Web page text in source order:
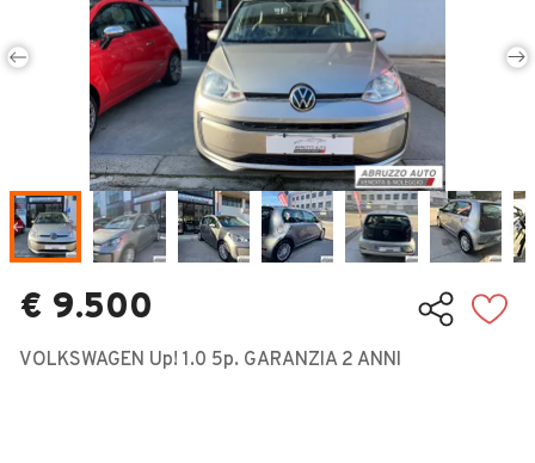
Auto d'epoca
Moto
Camper
Veicoli Commerciali
Concessionari
€ 9.500
VOLKSWAGEN Up! 1.0 5p. GARANZIA 2 ANNI